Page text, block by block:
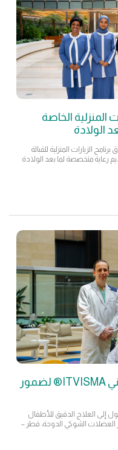
المنزلية الخاصة
الولادة
الزيارات المنزلية للقبالة
رعاية متخصصة لما بعد الولادة
سدرة للطب يقدم أول علاج جيني ITVISMA® لضمور
إلى العلاج الدقيق للأطفال
العضلات الشوكي الدوحة، قطر –